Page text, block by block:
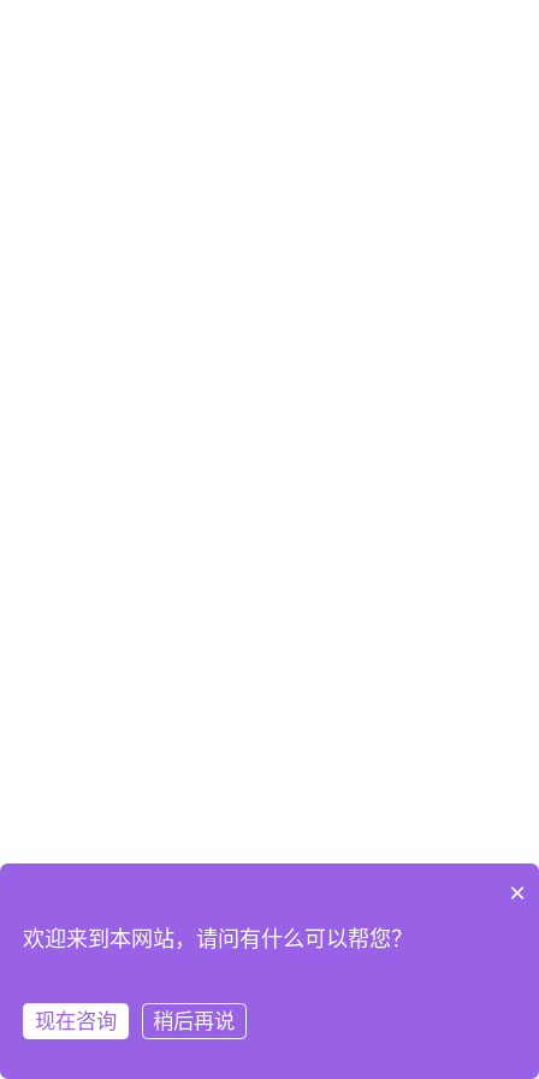
×
欢迎来到本网站，请问有什么可以帮您？
现在咨询 稍后再说